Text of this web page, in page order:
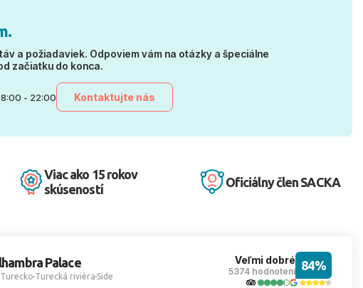
a požiadaviek. Odpoviem vám na otázky a špeciálne
začiatku do konca.
- 22:00 Kontaktujte nás
Viac ako 15 rokov
skúseností
Oficiálny člen SACKA
Palace
TureckoTurecká riviéraSide
Veľmi dobré
5374 hodnotení 84%